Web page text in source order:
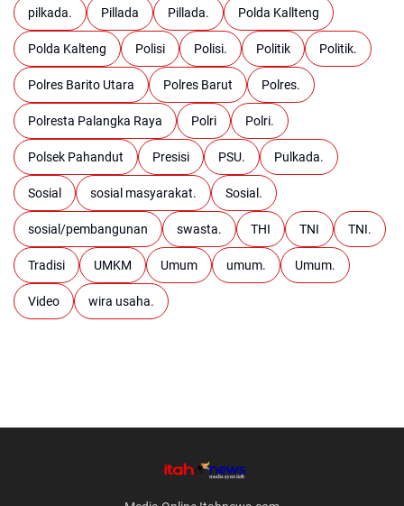
pilkada. Pillada Pillada. Polda Kallteng
Polda Kalteng Polisi Polisi. Politik Politik.
Polres Barito Utara Polres Barut Polres.
Polresta Palangka Raya Polri Polri.
Polsek Pahandut Presisi PSU. Pulkada.
Sosial sosial masyarakat. Sosial.
sosial/pembangunan swasta. THI TNI TNI.
Tradisi UMKM Umum umum. Umum.
Video wira usaha.